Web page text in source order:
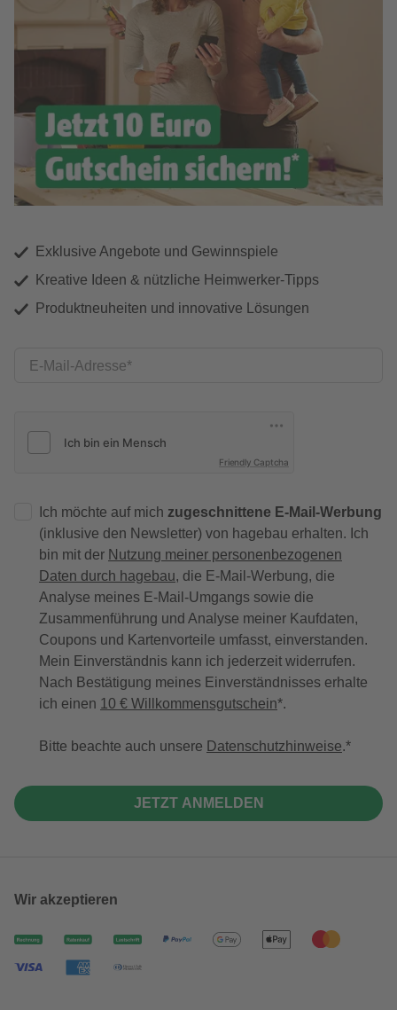
Exklusive Angebote und Gewinnspiele
Kreative Ideen & nützliche Heimwerker-Tipps
Produktneuheiten und innovative Lösungen
E-Mail-Adresse
Friendly Captcha
Ich möchte auf mich zugeschnittene E-Mail-Werbung
(inklusive den Newsletter) von hagebau erhalten. Ich
bin mit der Nutzung meiner personenbezogenen
Daten durch hagebau, die E-Mail-Werbung, die
Analyse meines E-Mail-Umgangs sowie die
Zusammenführung und Analyse meiner Kaufdaten,
Coupons und Kartenvorteile umfasst, einverstanden.
Mein Einverständnis kann ich jederzeit widerrufen.
Nach Bestätigung meines Einverständnisses erhalte
ich einen 10 € Willkommensgutschein*.
Bitte beachte auch unsere Datenschutzhinweise.
JETZT ANMELDEN
Wir akzeptieren